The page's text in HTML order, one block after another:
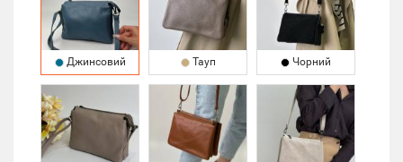
Джинсовий Тауп Чорний